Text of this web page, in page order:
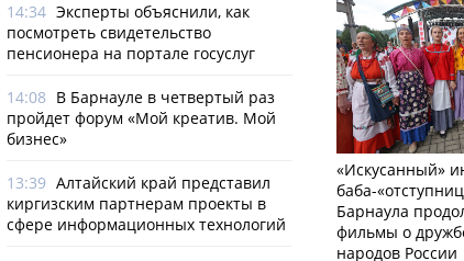
14:34 Эксперты объяснили, как
посмотреть свидетельство
пенсионера на портале госуслуг
14:08 В Барнауле в четвертый раз
пройдет форум «Мой креатив. Мой
бизнес»
13:39 Алтайский край представил
киргизским партнерам проекты в
сфере информационных технологий
«Искусанный»
баба-
Барнаула
фильмы о
народов России